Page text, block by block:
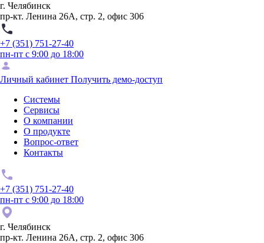
г. Челябинск
пр-кт. Ленина 26А, стр. 2, офис 306
+7 (351) 751-27-40
пн-пт с 9:00 до 18:00
Личный кабинет Получить демо-доступ
Системы
Сервисы
О компании
О продукте
Вопрос-ответ
Контакты
+7 (351) 751-27-40
пн-пт с 9:00 до 18:00
г. Челябинск
пр-кт. Ленина 26А, стр. 2, офис 306